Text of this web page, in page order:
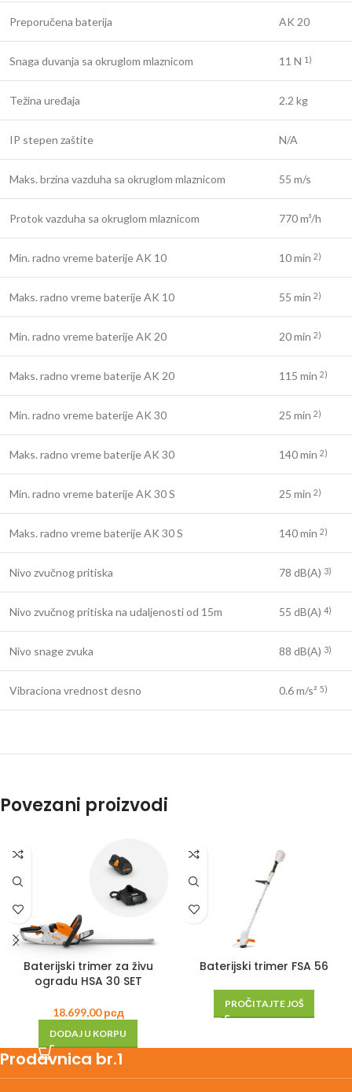
Preporučena baterija AK 20
Snaga duvanja sa okruglom mlaznicom 11 N 1)
Težina uređaja 2.2 kg
IP stepen zaštite N/A
Maks. brzina vazduha sa okruglom mlaznicom 55 m/s
Protok vazduha sa okruglom mlaznicom 770 m³/h
Min. radno vreme baterije AK 10 10 min 2)
Maks. radno vreme baterije AK 10 55 min 2)
Min. radno vreme baterije AK 20 20 min 2)
Maks. radno vreme baterije AK 20 115 min 2)
Min. radno vreme baterije AK 30 25 min 2)
Maks. radno vreme baterije AK 30 140 min 2)
Min. radno vreme baterije AK 30 S 25 min 2)
Maks. radno vreme baterije AK 30 S 140 min 2)
Nivo zvučnog pritiska 78 dB(A) 3)
Nivo zvučnog pritiska na udaljenosti od 15m 55 dB(A) 4)
Nivo snage zvuka 88 dB(A) 3)
Vibraciona vrednost desno 0.6 m/s² 5)
Povezani proizvodi
Baterijski trimer za živu
ogradu HSA 30 SET
18.699,00рсд
DODAJ U KORPU
Baterijski trimer FSA 56
PROČITAJTE JOŠ
Prodavnica br.1